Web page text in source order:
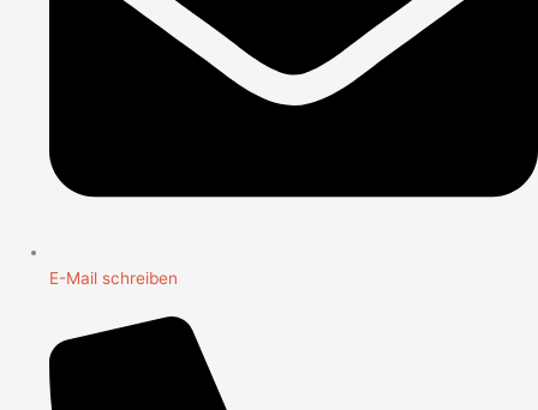
E-Mail schreiben